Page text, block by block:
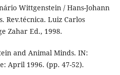
Wittgenstein / Hans-Johann
Rev.técnica. Luiz Carlos
Zahar Ed., 1998.
and Animal Minds. IN:
April 1996. (pp. 47-52).